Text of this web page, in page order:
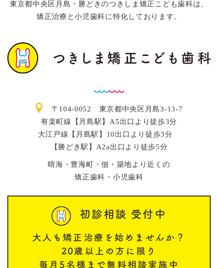
東京都中央区月島・勝どきのつきしま矯正こども歯科は、
矯正治療と小児歯科に特化しております。
〒104-0052 東京都中央区月島3-13-7
有楽町線【月島駅】A5出口より徒歩3分
大江戸線【月島駅】10出口より徒歩3分
【勝どき駅】A2a出口より徒歩5分
晴海・豊海町・佃・築地より近くの
矯正歯科・小児歯科
初診相談 受付中
大人も矯正治療を始めませんか？
20歳以上の方に限り
毎月5名様まで無料相談実施中